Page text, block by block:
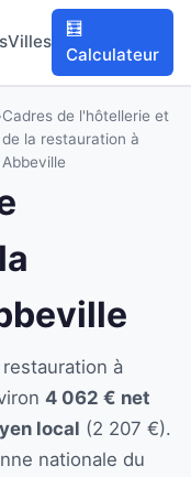
Villes
🧮
Calculateur
Cadres de l'hôtellerie et
de la restauration à
Abbeville
à
4 062 € net
local (2 207 €).
nationale du